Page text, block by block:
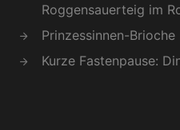
Roggensauerteig im
Prinzessinnen-Brioche
Kurze Fastenpause: